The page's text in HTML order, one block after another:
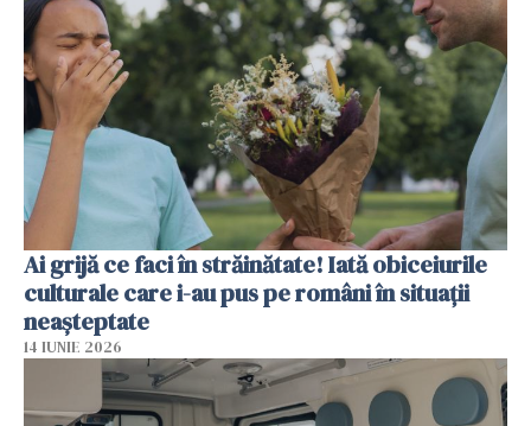
Ai grijă ce faci în străinătate! Iată obiceiurile
culturale care i-au pus pe români în situații
neașteptate
14 IUNIE 2026